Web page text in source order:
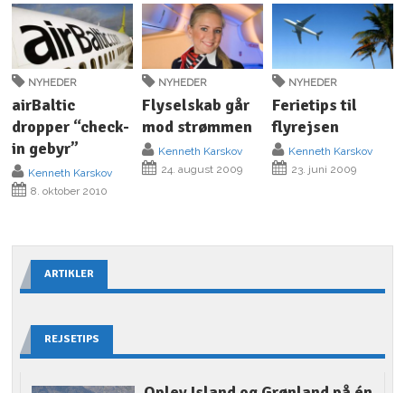
NYHEDER
airBaltic
dropper “check-
in gebyr”
Kenneth Karskov
8. oktober 2010
NYHEDER
Flyselskab går
mod strømmen
Kenneth Karskov
24. august 2009
NYHEDER
Ferietips til
flyrejsen
Kenneth Karskov
23. juni 2009
ARTIKLER
REJSETIPS